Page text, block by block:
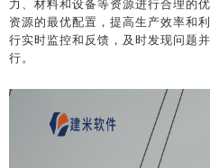
力、材料和设备等资源进行合理的
资源的最优配置，提高生产效率和
行实时监控和反馈，及时发现问题
行。